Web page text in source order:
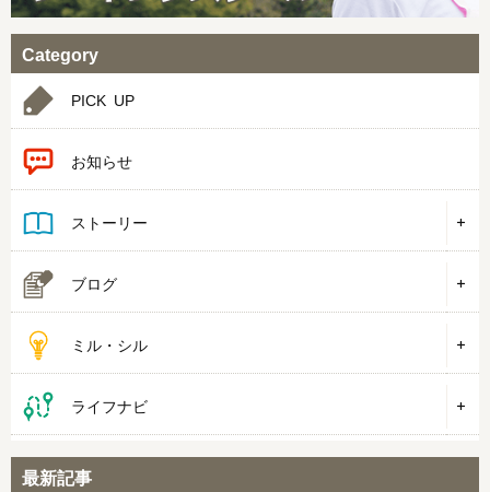
Category
PICK UP
お知らせ
ストーリー
ブログ
ミル・シル
ライフナビ
最新記事